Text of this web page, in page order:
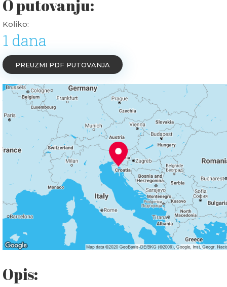
O putovanju:
Koliko:
1 dana
PREUZMI PDF PUTOVANJA
Opis: